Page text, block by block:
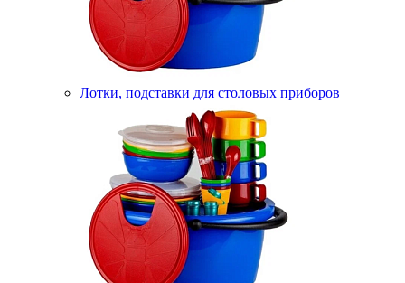
Лотки, подставки для столовых приборов